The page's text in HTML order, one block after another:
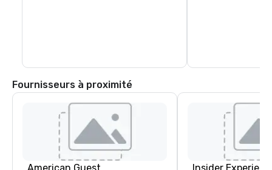
Fournisseurs à proximité
American Guest Insider